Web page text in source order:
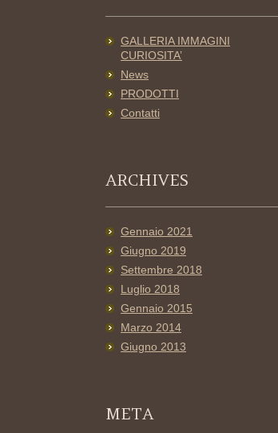
GALLERIA IMMAGINI
CURIOSITA’
News
PRODOTTI
Contatti
ARCHIVES
Gennaio 2021
Giugno 2019
Settembre 2018
Luglio 2018
Gennaio 2015
Marzo 2014
Giugno 2013
META